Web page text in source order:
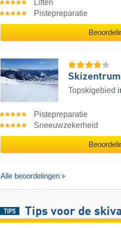
Liften
Pistepreparatie
Topskigebied
Pistepreparatie
Sneeuwzekerheid
Alle beoordelingen
Tips voor de